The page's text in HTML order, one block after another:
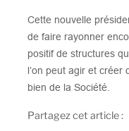
Cette nouvelle
de faire rayonner
positif de structures
l’on peut agir et
bien de la Société.
Partagez cet article :